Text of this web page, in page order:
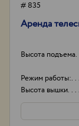
# 835
Аренда
Высота подъема
Режим работы:
Высота вышки
Оборудование